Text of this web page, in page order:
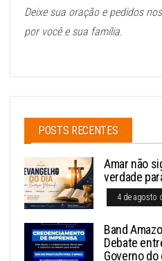
Deixe sua oração e pedidos
por você e sua família.
POSTS RECENTES
Amar não
verdade
4 de agosto
Band
Debate
Governo